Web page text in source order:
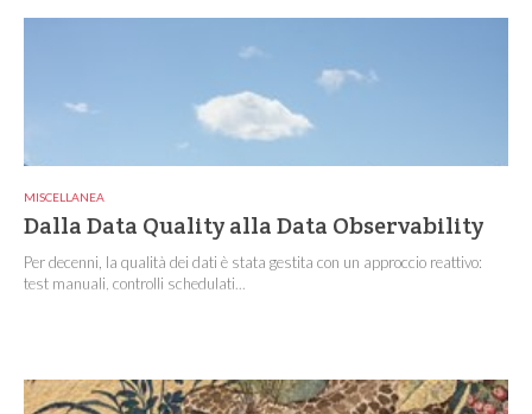
MISCELLANEA
Dalla Data Quality alla Data Observability
Per decenni, la qualità dei dati è stata gestita con un approccio reattivo:
test manuali, controlli schedulati...